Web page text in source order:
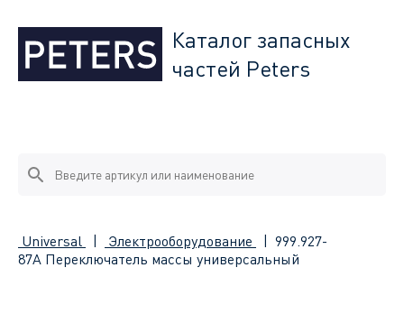
Каталог запасных
частей Peters
Universal Электрооборудование
999.927-
87A Переключатель массы универсальный